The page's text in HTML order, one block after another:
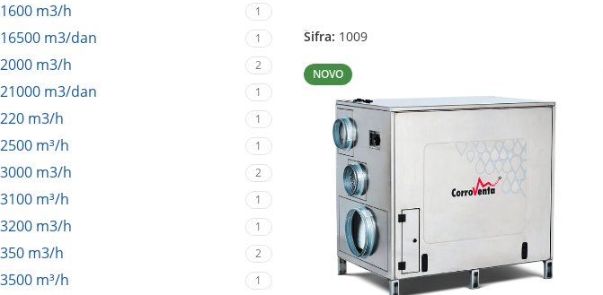
1600 m3/h 1
16500 m3/dan 1
2000 m3/h 2
21000 m3/dan 1
220 m3/h 1
2500 m³/h 1
3000 m3/h 2
3100 m³/h 1
3200 m3/h 1
350 m3/h 2
3500 m³/h 1
Šifra: 1009
NOVO